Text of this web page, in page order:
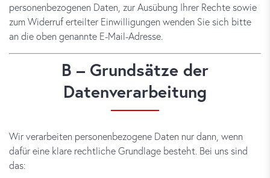
personenbezogenen Daten, zur Ausübung Ihrer Rechte sowie
zum Widerruf erteilter Einwilligungen wenden Sie sich bitte
an die oben genannte E-Mail-Adresse.
B – Grundsätze der
Datenverarbeitung
Wir verarbeiten personenbezogene Daten nur dann, wenn
dafür eine klare rechtliche Grundlage besteht. Bei uns sind
das: